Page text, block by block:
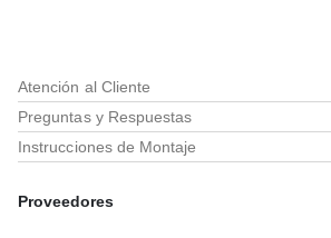
Atención al Cliente
Preguntas y Respuestas
Instrucciones de Montaje
Proveedores